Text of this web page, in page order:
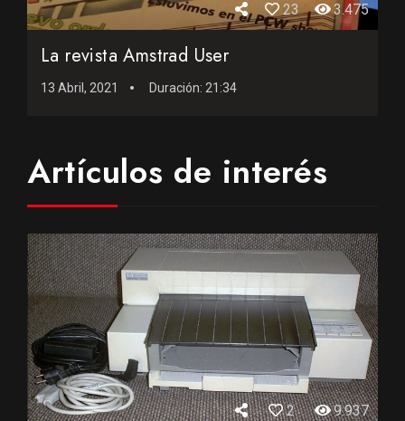
23 3.475
La revista Amstrad User
13 Abril, 2021 Duración: 21:34
Artículos de interés
2 9.937